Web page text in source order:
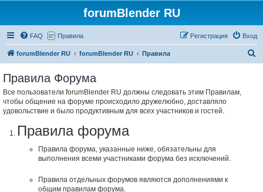
forumBlender RU
FAQ Правила Вход
Регистрация
forumBlender RU forumBlender RU Правила
Правила Форума
Все пользователи forumBlender RU должны следовать этим Правилам,
чтобы общение на форуме происходило дружелюбно, доставляло
удовольствие и было продуктивным для всех участников и гостей.
Правила форума
Правила форума, указанные ниже, обязательны для
выполнения всеми участниками форума без исключений.
Правила отдельных форумов являются дополнениями к
общим правилам форума.